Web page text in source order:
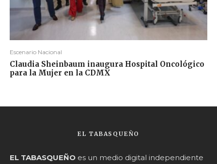
Escenario Nacional
Claudia Sheinbaum inaugura Hospital Oncológico
para la Mujer en la CDMX
EL TABASQUEÑO
EL TABASQUEÑO es un medio digital independiente